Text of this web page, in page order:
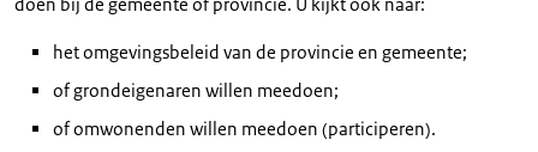
het omgevingsbeleid van de provincie en gemeente;
of grondeigenaren willen meedoen;
of omwonenden willen meedoen (participeren).